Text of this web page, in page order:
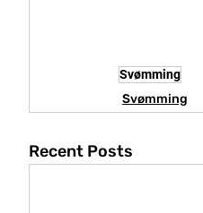
Svømming
Svømming
Recent Posts